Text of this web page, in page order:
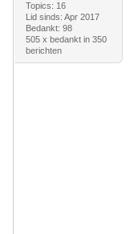
Topics: 16
Lid sinds: Apr 2017
Bedankt: 98
505 x bedankt in 350
berichten